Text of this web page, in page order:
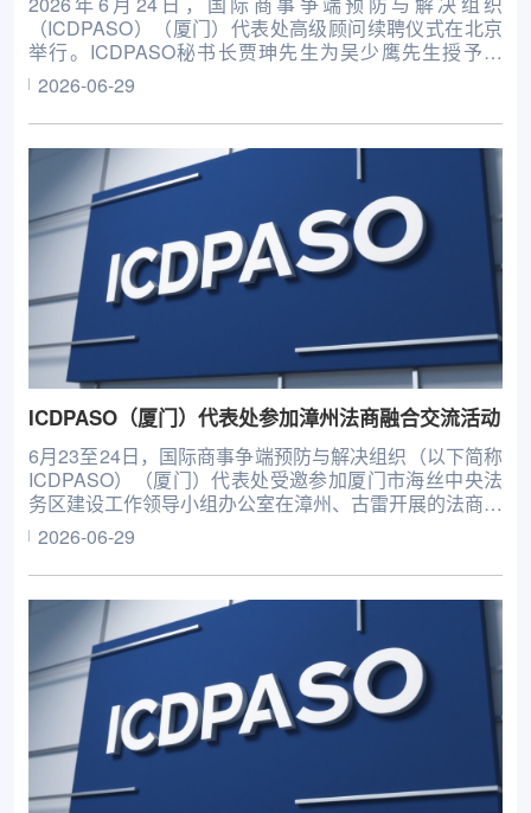
（ICDPASO）（厦门）代表处高级顾问续聘仪式在北京
举行。ICDPASO秘书长贾珅先生为吴少鹰先生授予聘
书。
2026-06-29
ICDPASO（厦门）代表处参加漳州法商融合交流活动
6月23至24日，国际商事争端预防与解决组织（以下简称
ICDPASO）（厦门）代表处受邀参加厦门市海丝中央法
务区建设工作领导小组办公室在漳州、古雷开展的法商融
合交流活动。
2026-06-29